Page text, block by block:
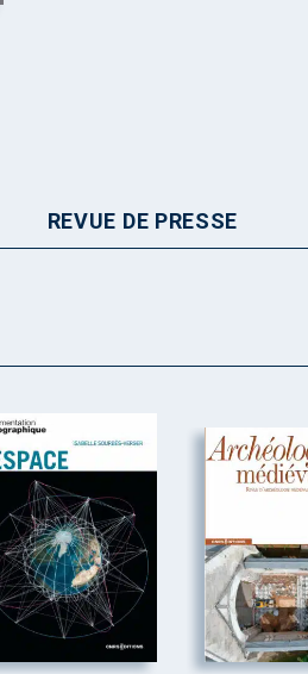
REVUE DE PRESSE